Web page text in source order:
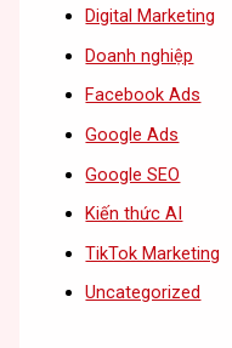
Digital Marketing
Doanh nghiệp
Facebook Ads
Google Ads
Google SEO
Kiến thức AI
TikTok Marketing
Uncategorized